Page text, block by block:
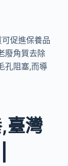
促進保養品
廢角質去除
孔阻塞,而導
臺灣